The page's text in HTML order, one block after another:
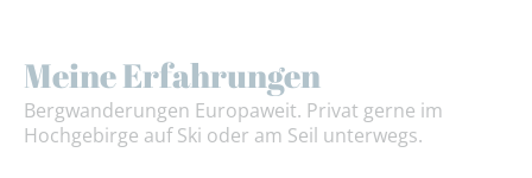
Meine Erfahrungen
Bergwanderungen Europaweit. Privat gerne im
Hochgebirge auf Ski oder am Seil unterwegs.